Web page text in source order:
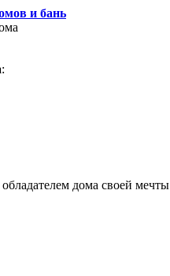
и бань
:
дома своей мечты